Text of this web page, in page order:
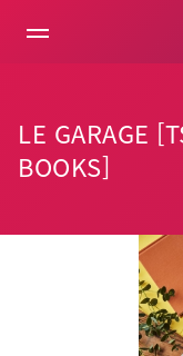
LE GARAGE
BOOKS]